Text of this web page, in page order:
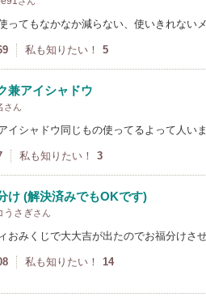
ってもなかなか減らない、使いきれな
私も知りたい！ 5
兼アイシャドウ
さん
イシャドウ同じもの使ってるよって人い
私も知りたい！ 3
け (解決済みでもOKです)
うさぎさん
おみくじで大大吉が出たのでお福分け
私も知りたい！ 14